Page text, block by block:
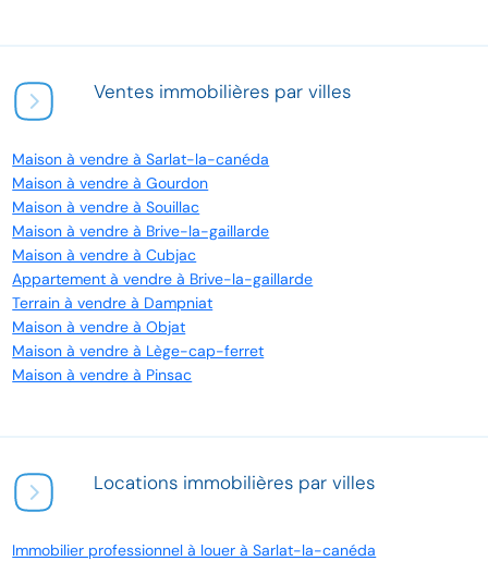
Ventes immobilières par villes
Maison à vendre à Sarlat-la-canéda
Maison à vendre à Gourdon
Maison à vendre à Souillac
Maison à vendre à Brive-la-gaillarde
Maison à vendre à Cubjac
Appartement à vendre à Brive-la-gaillarde
Terrain à vendre à Dampniat
Maison à vendre à Objat
Maison à vendre à Lège-cap-ferret
Maison à vendre à Pinsac
Locations immobilières par villes
Immobilier professionnel à louer à Sarlat-la-canéda